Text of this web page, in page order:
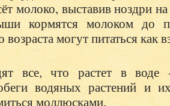
молоко, выставив ноздри
кормятся молоком до
возраста могут питаться как
все, что растет в
водяных растений и
моллюсками.